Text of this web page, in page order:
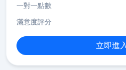
一對一點數
滿意度評分
立即進